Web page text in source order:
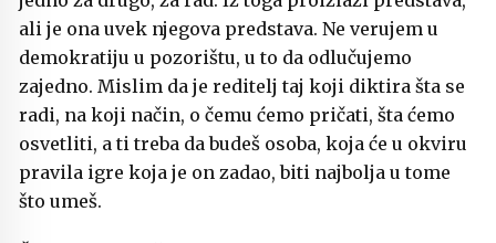
ali je ona uvek njegova predstava. Ne verujem u
demokratiju u pozorištu, u to da odlučujemo
zajedno. Mislim da je reditelj taj koji diktira šta se
radi, na koji način, o čemu ćemo pričati, šta ćemo
osvetliti, a ti treba da budeš osoba, koja će u okviru
pravila igre koja je on zadao, biti najbolja u tome
što umeš.